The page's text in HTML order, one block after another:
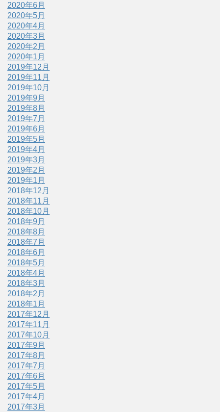
2020年6月
2020年5月
2020年4月
2020年3月
2020年2月
2020年1月
2019年12月
2019年11月
2019年10月
2019年9月
2019年8月
2019年7月
2019年6月
2019年5月
2019年4月
2019年3月
2019年2月
2019年1月
2018年12月
2018年11月
2018年10月
2018年9月
2018年8月
2018年7月
2018年6月
2018年5月
2018年4月
2018年3月
2018年2月
2018年1月
2017年12月
2017年11月
2017年10月
2017年9月
2017年8月
2017年7月
2017年6月
2017年5月
2017年4月
2017年3月